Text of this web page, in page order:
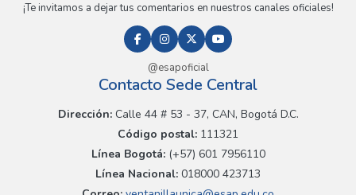
¡Te invitamos a dejar tus comentarios en nuestros canales oficiales!
@esapoficial
Contacto Sede Central
Dirección:Calle 44 # 53 - 37, CAN, Bogotá D.C.
Código postal: 111321
Línea Bogotá:(+57) 601 7956110
Línea Nacional: 018000 423713